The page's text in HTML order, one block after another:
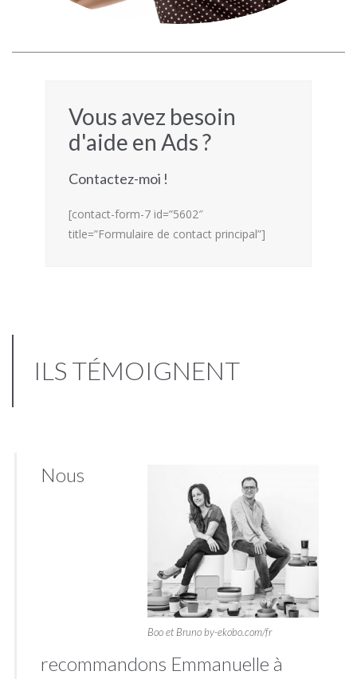
Vous avez besoin
d'aide en Ads ?
Contactez-moi !
[contact-form-7 id=”5602″
title=”Formulaire de contact principal”]
ILS TÉMOIGNENT
Boo et Bruno by-ekobo.com/fr
Nous
recommandons Emmanuelle à